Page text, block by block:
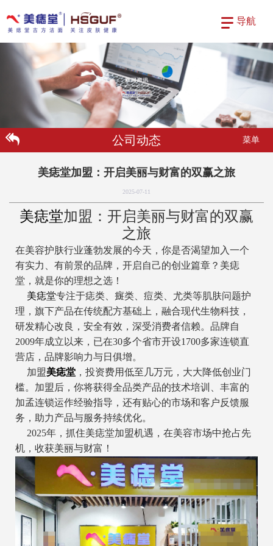
导航
公司动态 菜单
美痣堂加盟：开启美丽与财富的双赢之旅
2025-07-11
美痣堂加盟：开启美丽与财富的双赢
之旅
在美容护肤行业蓬勃发展的今天，你是否渴望加入一个
有实力、有前景的品牌，开启自己的创业篇章？美痣
堂，就是你的理想之选！
美痣堂专注于痣类、癍类、痘类、尤类等肌肤问题护
理，旗下产品在传统配方基础上，融合现代生物科技，
研发精心改良，安全有效，深受消费者信赖。品牌自
2009年成立以来，已在30多个省市开设1700多家连锁直
营店，品牌影响力与日俱增。
加盟美痣堂 ，投资费用低至几万元，大大降低创业门
槛。加盟后，你将获得全品类产品的技术培训、丰富的
加孟连锁运作经验指导，还有贴心的市场和客户反馈服
务，助力产品与服务持续优化。
2025年，抓住美痣堂加盟机遇，在美容市场中抢占先
机，收获美丽与财富！